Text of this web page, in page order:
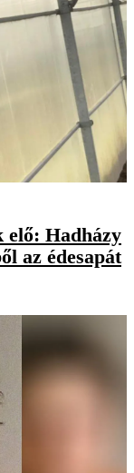
elő: Hadházy
az édesapát